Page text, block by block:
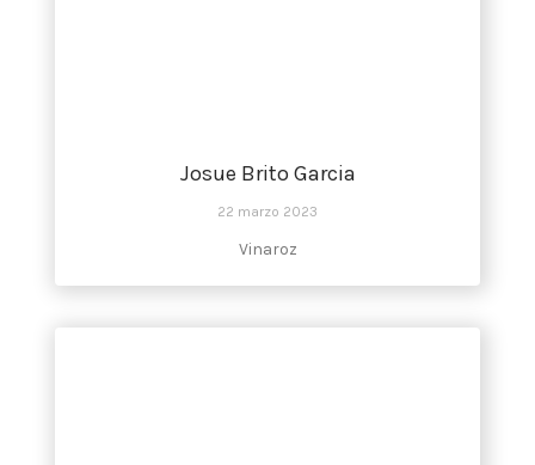
Josue Brito Garcia
22 marzo 2023
Vinaroz